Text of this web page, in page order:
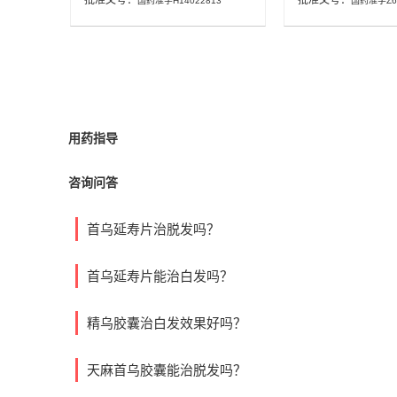
用药指导
咨询问答
首乌延寿片治脱发吗？
首乌延寿片能治白发吗？
精乌胶囊治白发效果好吗？
天麻首乌胶囊能治脱发吗？